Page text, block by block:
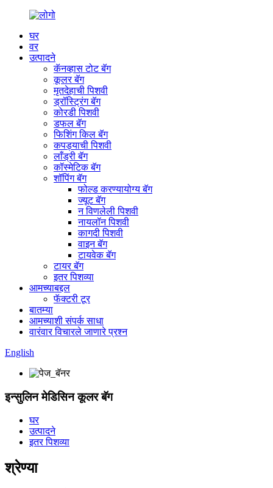
घर
वर
उत्पादने
कॅनव्हास टोट बॅग
कूलर बॅग
मृतदेहाची पिशवी
ड्रॉस्ट्रिंग बॅग
कोरडी पिशवी
डफल बॅग
फिशिंग किल बॅग
कपड्याची पिशवी
लाँड्री बॅग
कॉस्मेटिक बॅग
शॉपिंग बॅग
फोल्ड करण्यायोग्य बॅग
ज्यूट बॅग
न विणलेली पिशवी
नायलॉन पिशवी
कागदी पिशवी
वाइन बॅग
टायवेक बॅग
टायर बॅग
इतर पिशव्या
आमच्याबद्दल
फॅक्टरी टूर
बातम्या
आमच्याशी संपर्क साधा
वारंवार विचारले जाणारे प्रश्न
English
इन्सुलिन मेडिसिन कूलर बॅग
घर
उत्पादने
इतर पिशव्या
श्रेण्या